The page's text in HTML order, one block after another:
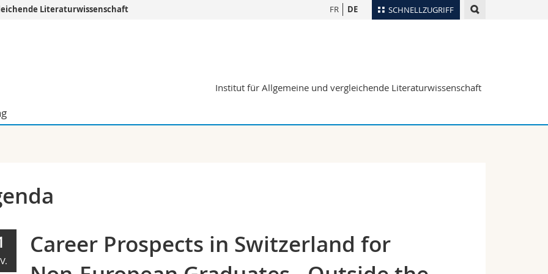
SCHNELLZUGRIFF
und Bildungswissenschaften
Fak.
Medien
Doktorierende
FR DE
Literaturwissenschaft
Institut für Allgemeine und vergleichende Literaturwissenschaft
Career Prospects in Switzerland for